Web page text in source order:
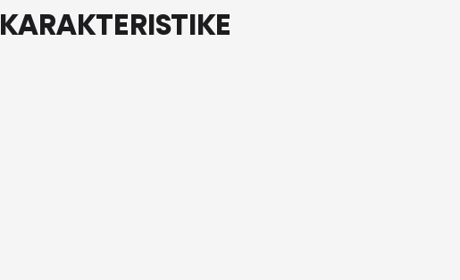
KARAKTERISTIKE